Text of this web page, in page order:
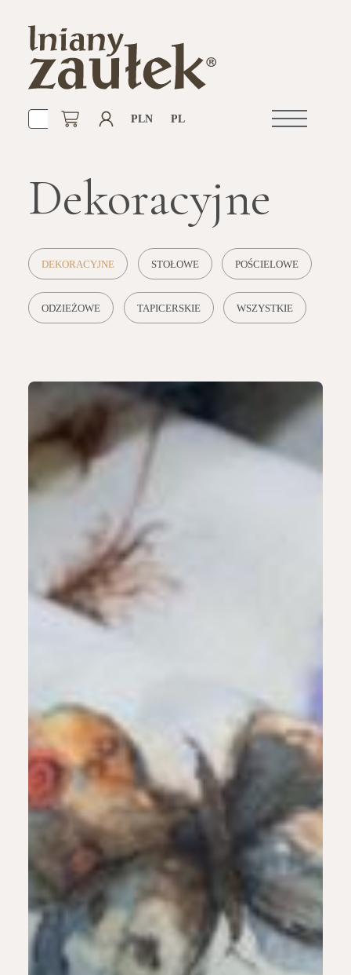
Otwórz
PLN PL
Dekoracyjne
DEKORACYJNE STOŁOWE POŚCIELOWE
ODZIEŻOWE TAPICERSKIE WSZYSTKIE